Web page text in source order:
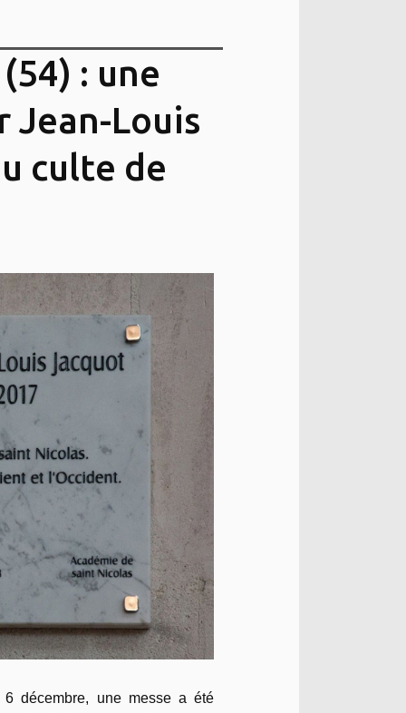
: une
Jean-Louis
culte de
décembre, une messe a été